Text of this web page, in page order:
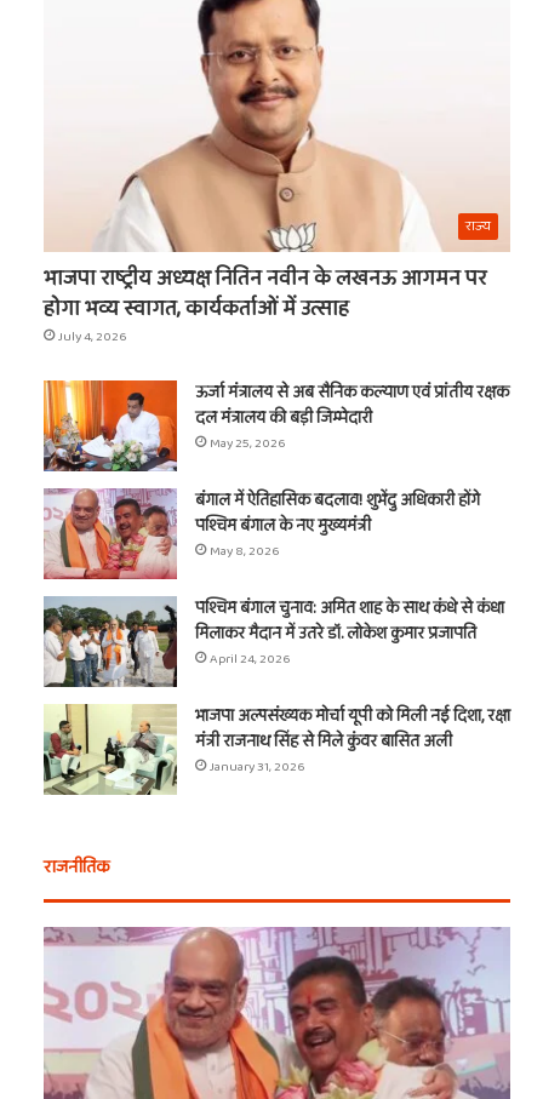
राज्य
भाजपा राष्ट्रीय अध्यक्ष नितिन नवीन के लखनऊ आगमन पर
होगा भव्य स्वागत, कार्यकर्ताओं में उत्साह
July 4, 2026
ऊर्जा मंत्रालय से अब सैनिक कल्याण एवं प्रांतीय रक्षक
दल मंत्रालय की बड़ी जिम्मेदारी
May 25, 2026
बंगाल में ऐतिहासिक बदलाव! शुभेंदु अधिकारी होंगे
पश्चिम बंगाल के नए मुख्यमंत्री
May 8, 2026
पश्चिम बंगाल चुनाव: अमित शाह के साथ कंधे से कंधा
मिलाकर मैदान में उतरे डॉ. लोकेश कुमार प्रजापति
April 24, 2026
भाजपा अल्पसंख्यक मोर्चा यूपी को मिली नई दिशा, रक्षा
मंत्री राजनाथ सिंह से मिले कुंवर बासित अली
January 31, 2026
राजनीतिक